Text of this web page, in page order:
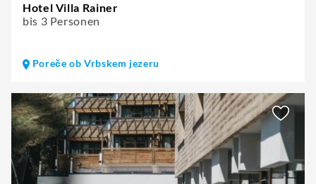
Hotel Villa Rainer
bis 3 Personen
Poreče ob Vrbskem jezeru